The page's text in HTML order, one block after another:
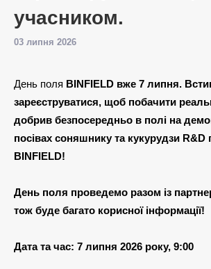
учасником.
03 липня 2026
День поля BINFIELD вже 7 липня.
зареєструватися, щоб побачити
добрив безпосередньо в полі на
посівах соняшнику та кукурудзи R&D
BINFIELD!
День поля проведемо разом із
тож буде багато корисної інформації!
Дата та час: 7 липня 2026 року, 9:00